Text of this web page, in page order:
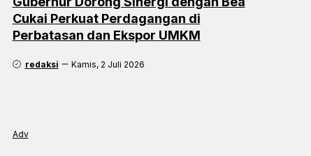
Cukai Perkuat Perdagangan di
Perbatasan dan Ekspor UMKM
redaksi Kamis, 2 Juli 2026
Adv